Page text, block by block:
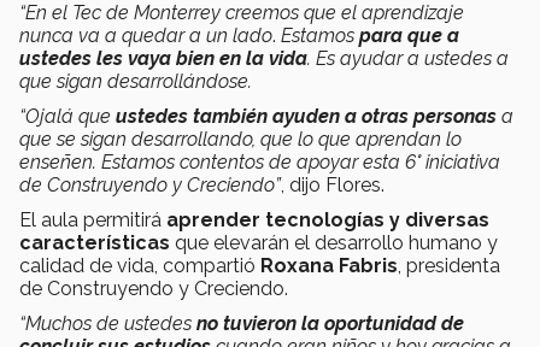
“En el Tec de Monterrey creemos que el aprendizaje
nunca va a quedar a un lado. Estamos para que a
ustedes les vaya bien en la vida. Es ayudar a ustedes a
que sigan desarrollándose.
“Ojalá que ustedes también ayuden a otras personas a
que se sigan desarrollando, que lo que aprendan lo
enseñen. Estamos contentos de apoyar esta 6° iniciativa
de Construyendo y Creciendo”, dijo Flores.
El aula permitirá aprender tecnologías y diversas
características que elevarán el desarrollo humano y
calidad de vida, compartió Roxana Fabris, presidenta
de Construyendo y Creciendo.
“Muchos de ustedes no tuvieron la oportunidad de